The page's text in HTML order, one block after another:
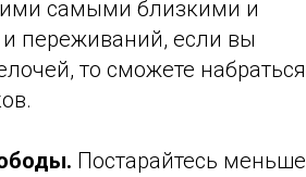
самыми близкими и
переживаний, если вы
то сможете набраться
Постарайтесь меньше